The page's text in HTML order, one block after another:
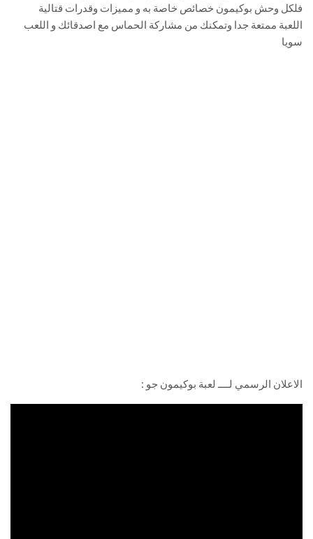
فلكل وحش بوكيمون خصائص خاصة به و مميزات وقدرات قتالية
اللعبة ممتعة جدا وتمكنك من مشاركة الحماس مع اصدقائك و اللعب
سويا
الاعلان الرسمي لــــ لعبة بوكيمون جو :